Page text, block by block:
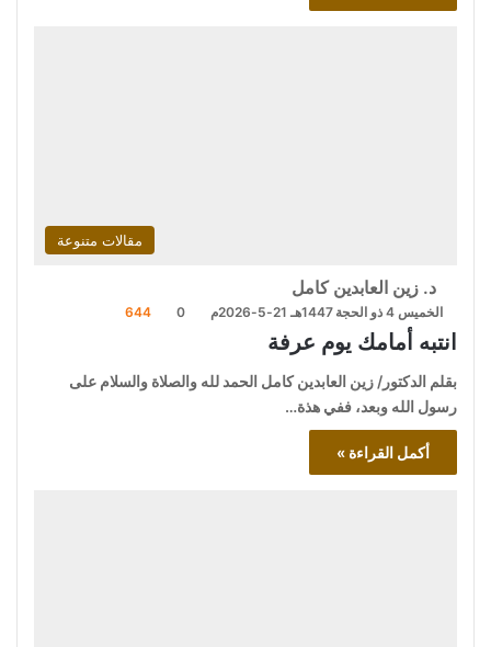
مقالات متنوعة
د. زين العابدين كامل
الخميس 4 ذو الحجة 1447هـ 21-5-2026م 0
644
انتبه أمامك يوم عرفة
بقلم الدكتور/ زين العابدين كامل الحمد لله والصلاة والسلام على
رسول الله وبعد، ففي هذة…
أكمل القراءة »